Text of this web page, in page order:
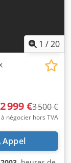
1 /20
2 999 €3 500 €
à négocier hors TVA
Appel